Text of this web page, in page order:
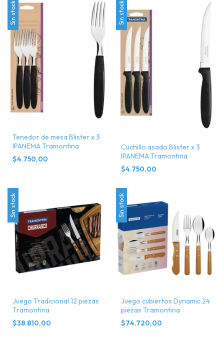
Sin stock
Tenedor de mesa Blister x 3
IPANEMA Tramontina
$4.750,00
Sin stock
Cuchillo asado Blister x 3
IPANEMA Tramontina
$4.750,00
Sin stock
Juego Tradicional 12 piezas
Tramontina
$38.810,00
Sin stock
Juego cubiertos Dynamic 24
piezas Tramontina
$74.720,00